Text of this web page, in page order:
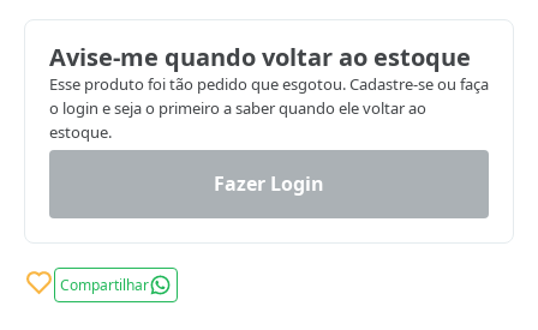
Avise-me quando voltar ao estoque
Esse produto foi tão pedido que esgotou. Cadastre-se ou faça
o login e seja o primeiro a saber quando ele voltar ao
estoque.
Fazer Login
Compartilhar